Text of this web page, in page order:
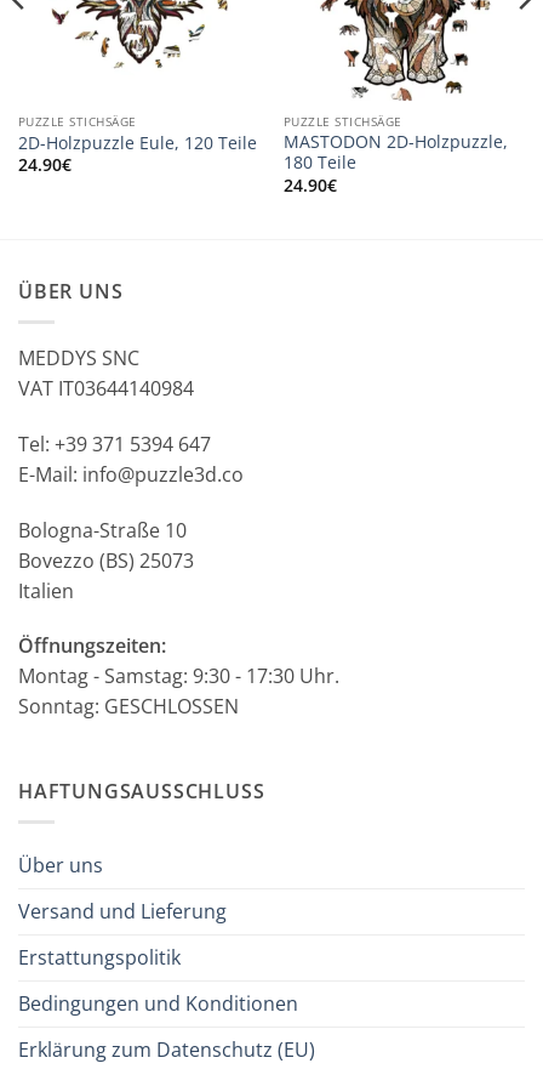
PUZZLE STICHSÄGE
2D-Holzpuzzle Eule, 120 Teile
24.90€
PUZZLE STICHSÄGE
MASTODON 2D-Holzpuzzle,
180 Teile
24.90€
ÜBER UNS
MEDDYS SNC
VAT IT03644140984
Tel: +39 371 5394 647
E-Mail: info@puzzle3d.co
Bologna-Straße 10
Bovezzo (BS) 25073
Italien
Öffnungszeiten:
Montag - Samstag: 9:30 - 17:30 Uhr.
Sonntag: GESCHLOSSEN
HAFTUNGSAUSSCHLUSS
Über uns
Versand und Lieferung
Erstattungspolitik
Bedingungen und Konditionen
Erklärung zum Datenschutz (EU)